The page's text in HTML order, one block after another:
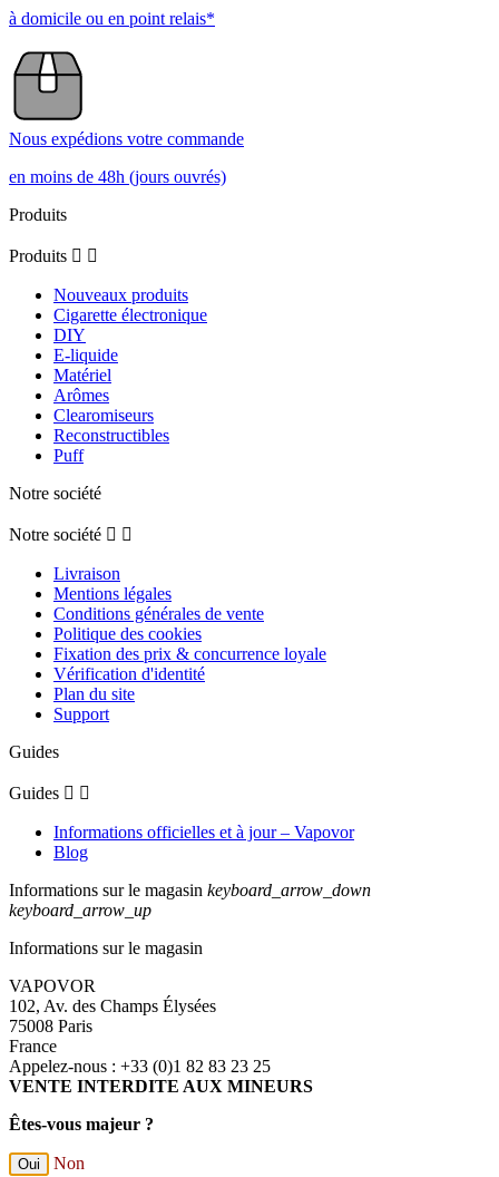
à domicile ou en point relais*
Nous expédions votre commande
en moins de 48h (jours ouvrés)
Produits
Produits  
Nouveaux produits
Cigarette électronique
DIY
E-liquide
Matériel
Arômes
Clearomiseurs
Reconstructibles
Puff
Notre société
Notre société  
Livraison
Mentions légales
Conditions générales de vente
Politique des cookies
Fixation des prix & concurrence loyale
Vérification d'identité
Plan du site
Support
Guides
Guides  
Informations officielles et à jour – Vapovor
Blog
Informations sur le magasin keyboard_arrow_down
keyboard_arrow_up
Informations sur le magasin
VAPOVOR
102, Av. des Champs Élysées
75008 Paris
France
Appelez-nous : +33 (0)1 82 83 23 25
VENTE INTERDITE AUX MINEURS
Êtes-vous majeur ?
Oui Non